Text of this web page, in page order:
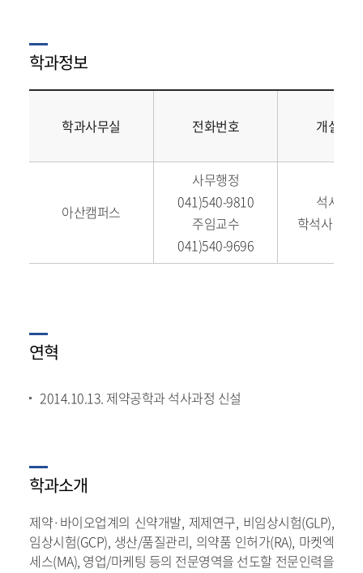
학과정보
학과사무실 전화번호 개설과정
아산캠퍼스
사무행정
041)540-9810
주임교수
041)540-9696
석사과정
학석사 연계
연혁
2014.10.13. 제약공학과 석사과정 신설
학과소개
제약·바이오업계의 신약개발, 제제연구, 비임상시험(GLP),
임상시험(GCP), 생산/품질관리, 의약품 인허가(RA), 마켓엑
세스(MA), 영업/마케팅 등의 전문영역을 선도할 전문인력을